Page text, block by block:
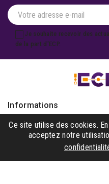
Je souhaite recevoir des
de la part d'ECP.
Informations
Produits
Notre société
Ce site utilise des cookies.
acceptez notre